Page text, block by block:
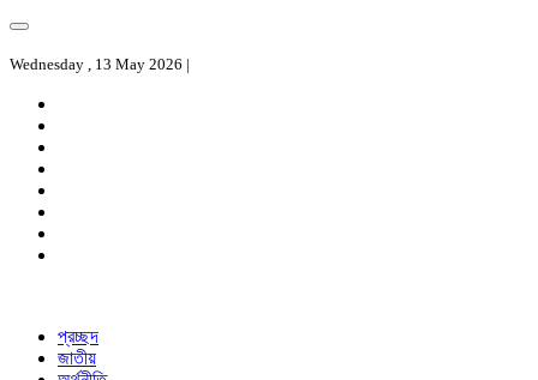
Wednesday , 13 May 2026 |
প্রচ্ছদ
জাতীয়